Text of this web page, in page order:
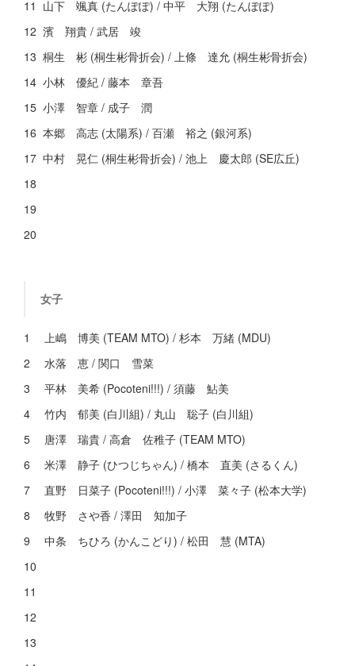
11 山下 颯真 (たんぽぽ) / 中平 大翔 (たんぽぽ)
12 濱 翔貴 / 武居 竣
13 桐生 彬 (桐生彬骨折会) / 上條 達允 (桐生彬骨折会)
14 小林 優紀 / 藤本 章吾
15 小澤 智章 / 成子 潤
16 本郷 高志 (太陽系) / 百瀬 裕之 (銀河系)
17 中村 晃仁 (桐生彬骨折会) / 池上 慶太郎 (SE広丘)
18
19
20
女子
1 上嶋 博美 (TEAM MTO) / 杉本 万緒 (MDU)
2 水落 恵 / 関口 雪菜
3 平林 美希 (Pocoteni!!!) / 須藤 鮎美
4 竹内 郁美 (白川組) / 丸山 聡子 (白川組)
5 唐澤 瑞貴 / 高倉 佐稚子 (TEAM MTO)
6 米澤 静子 (ひつじちゃん) / 橋本 直美 (さるくん)
7 直野 日菜子 (Pocoteni!!!) / 小澤 菜々子 (松本大学)
8 牧野 さや香 / 澤田 知加子
9 中条 ちひろ (かんこどり) / 松田 慧 (MTA)
10
11
12
13